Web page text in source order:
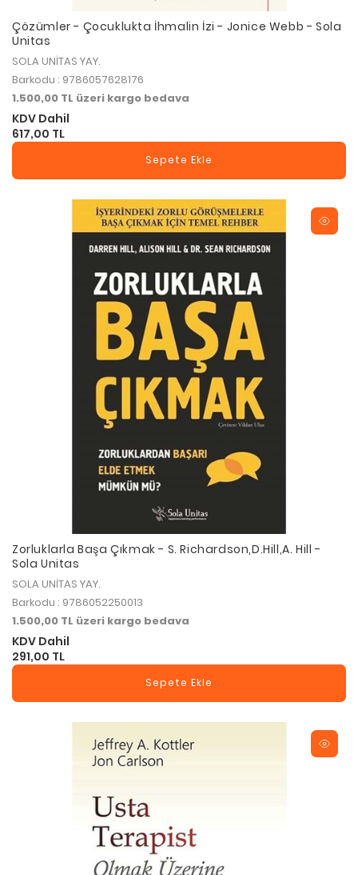
Çözümler - Çocuklukta İhmalin İzi - Jonice Webb - Sola
Unitas
SOLA UNİTAS YAY.
Barkodu : 9786057628176
1.500,00 TL üzeri kargo bedava
KDV Dahil
617,00 TL
Sepete Ekle
Zorluklarla Başa Çıkmak - S. Richardson,D.Hill,A. Hill -
Sola Unitas
SOLA UNİTAS YAY.
Barkodu : 9786052250013
1.500,00 TL üzeri kargo bedava
KDV Dahil
291,00 TL
Sepete Ekle